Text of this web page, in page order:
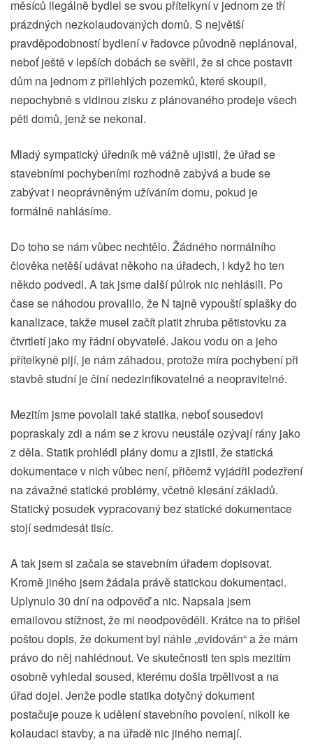
měsíců ilegálně bydlel se svou přítelkyní v jednom ze tří
prázdných nezkolaudovaných domů. S největší
pravděpodobností bydlení v řadovce původně neplánoval,
neboť ještě v lepších dobách se svěřil, že si chce postavit
dům na jednom z přilehlých pozemků, které skoupil,
nepochybně s vidinou zisku z plánovaného prodeje všech
pěti domů, jenž se nekonal.
Mladý sympatický úředník mě vážně ujistil, že úřad se
stavebními pochybeními rozhodně zabývá a bude se
zabývat i neoprávněným užíváním domu, pokud je
formálně nahlásíme.
Do toho se nám vůbec nechtělo. Žádného normálního
člověka netěší udávat někoho na úřadech, i když ho ten
někdo podvedl. A tak jsme další půlrok nic nehlásili. Po
čase se náhodou provalilo, že N tajně vypouští splašky do
kanalizace, takže musel začít platit zhruba pětistovku za
čtvrtletí jako my řádní obyvatelé. Jakou vodu on a jeho
přítelkyně pijí, je nám záhadou, protože míra pochybení při
stavbě studní je činí nedezinfikovatelné a neopravitelné.
Mezitím jsme povolali také statika, neboť sousedovi
popraskaly zdi a nám se z krovu neustále ozývají rány jako
z děla. Statik prohlédl plány domu a zjistil, že statická
dokumentace v nich vůbec není, přičemž vyjádřil podezření
na závažné statické problémy, včetně klesání základů.
Statický posudek vypracovaný bez statické dokumentace
stojí sedmdesát tisíc.
A tak jsem si začala se stavebním úřadem dopisovat.
Kromě jiného jsem žádala právě statickou dokumentaci.
Uplynulo 30 dní na odpověď a nic. Napsala jsem
emailovou stížnost, že mi neodpověděli. Krátce na to přišel
poštou dopis, že dokument byl náhle „evidován“ a že mám
právo do něj nahlédnout. Ve skutečnosti ten spis mezitím
osobně vyhledal soused, kterému došla trpělivost a na
úřad dojel. Jenže podle statika dotyčný dokument
postačuje pouze k udělení stavebního povolení, nikoli ke
kolaudaci stavby, a na úřadě nic jiného nemají.